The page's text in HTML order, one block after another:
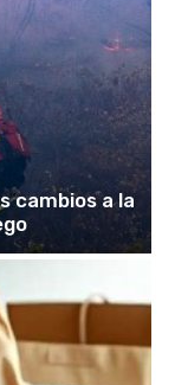
cambios a la